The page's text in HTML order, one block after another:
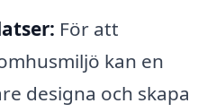
För att
kan en
designa och skapa